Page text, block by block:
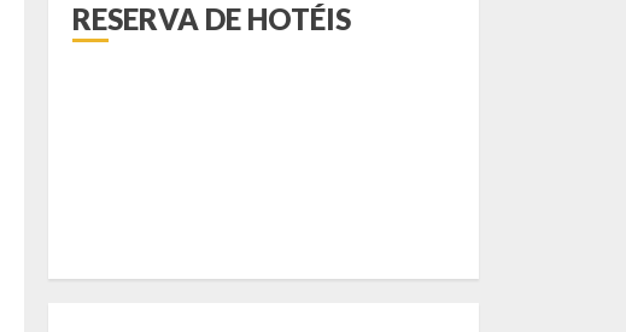
RESERVA DE HOTÉIS